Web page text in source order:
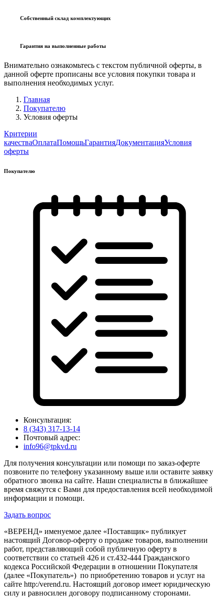
Собственный склад комплектующих
Гарантия на выполненные работы
Внимательно ознакомьтесь с текстом публичной оферты, в
данной оферте прописаны все условия покупки товара и
выполнения необходимых услуг.
Главная
Покупателю
Условия оферты
Критерии
качестваОплатаПомощьГарантияДокументацияУсловия
оферты
Покупателю
Консультация:
8 (343) 317-13-14
Почтовый адрес:
info96@tpkvd.ru
Для получения консультации или помощи по заказ-оферте
позвоните по телефону указанному выше или оставите заявку
обратного звонка на сайте. Наши специалисты в ближайшее
время свяжутся с Вами для предоставления всей необходимой
информации и помощи.
Задать вопрос
«ВЕРЕНД» именуемое далее «Поставщик» публикует
настоящий Договор-оферту о продаже товаров, выполнении
работ, представляющий собой публичную оферту в
соответствии со статьей 426 и ст.432-444 Гражданского
кодекса Российской Федерации в отношении Покупателя
(далее «Покупатель») по приобретению товаров и услуг на
сайте http:/verend.ru. Настоящий договор имеет юридическую
силу и равносилен договору подписанному сторонами.